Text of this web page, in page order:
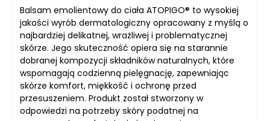
Balsam emolientowy do ciała ATOPIGO® to wysokiej
jakości wyrób dermatologiczny opracowany z myślą o
najbardziej delikatnej, wrażliwej i problematycznej
skórze. Jego skuteczność opiera się na starannie
dobranej kompozycji składników naturalnych, które
wspomagają codzienną pielęgnację, zapewniając
skórze komfort, miękkość i ochronę przed
przesuszeniem. Produkt został stworzony w
odpowiedzi na potrzeby skóry podatnej na